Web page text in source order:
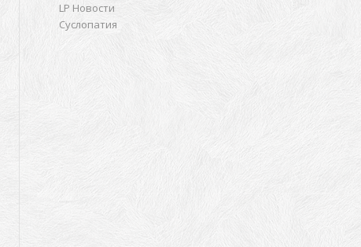
LP Новости
Суслопатия